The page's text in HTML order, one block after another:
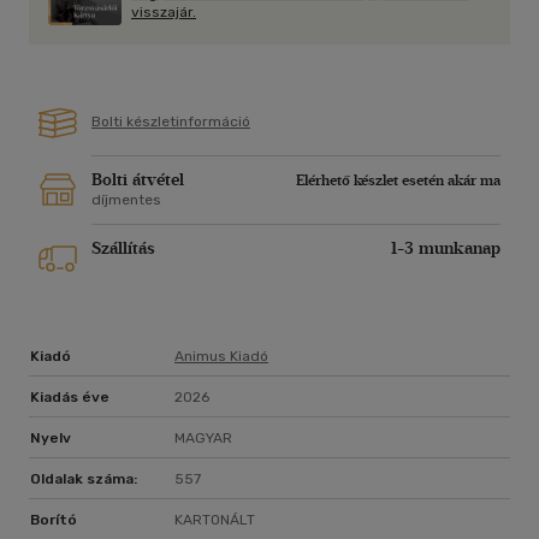
visszajár.
Bolti készletinformáció
Bolti átvétel
Elérhető készlet esetén akár ma
díjmentes
Szállítás 1-3 munkanap
Kiadó Animus Kiadó
Kiadás éve 2026
Nyelv MAGYAR
Oldalak száma: 557
Borító KARTONÁLT